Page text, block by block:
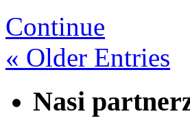
Continue
« Older Entries
Nasi